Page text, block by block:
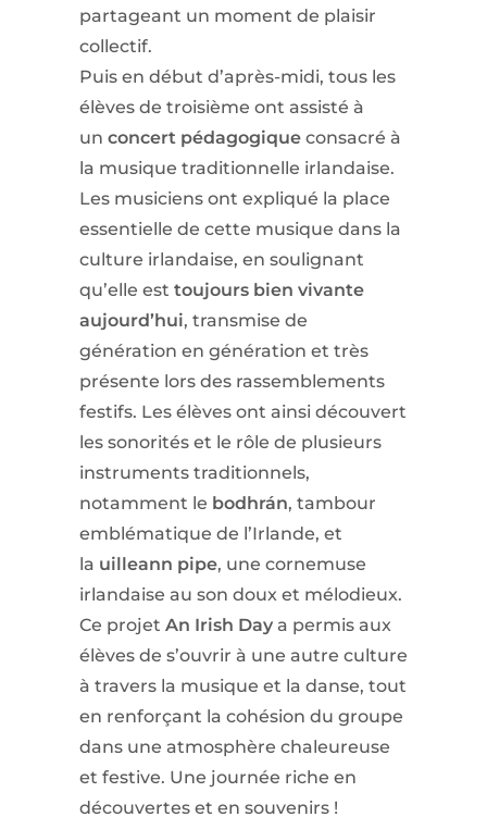
partageant un moment de plaisir
collectif.
Puis en début d’après-midi, tous les
élèves de troisième ont assisté à
un concert pédagogiqueconsacré à
la musique traditionnelle irlandaise.
Les musiciens ont expliqué la place
essentielle de cette musique dans la
culture irlandaise, en soulignant
qu’elle est toujours bien vivante
aujourd’hui, transmise de
génération en génération et très
présente lors des rassemblements
festifs. Les élèves ont ainsi découvert
les sonorités et le rôle de plusieurs
instruments traditionnels,
notamment le bodhrán, tambour
emblématique de l’Irlande, et
la uilleann pipe, une cornemuse
irlandaise au son doux et mélodieux.
Ce projet An Irish Daya permis aux
élèves de s’ouvrir à une autre culture
à travers la musique et la danse, tout
en renforçant la cohésion du groupe
dans une atmosphère chaleureuse
et festive. Une journée riche en
découvertes et en souvenirs !